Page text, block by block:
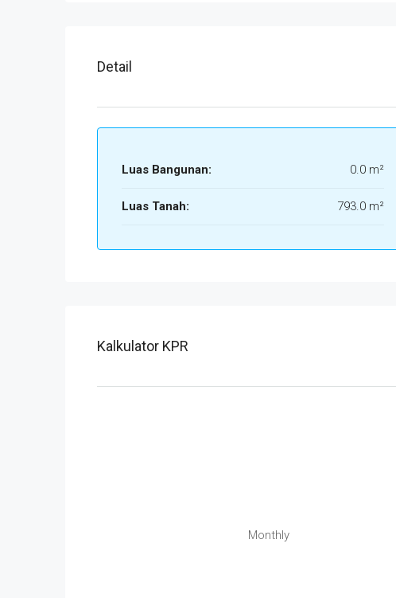
Detail
Luas Bangunan: 0.0 m²
Luas Tanah: 793.0 m²
Kalkulator KPR
Monthly